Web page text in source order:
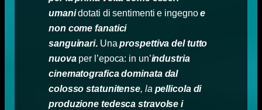
umanidotati di sentimenti e ingegnoe
non come fanatici
sanguinari.Unaprospettiva del tutto
nuova per l’epoca: in un’industria
cinematografica dominata dal
colosso statunitense, la pellicola di
produzione tedesca stravolse i